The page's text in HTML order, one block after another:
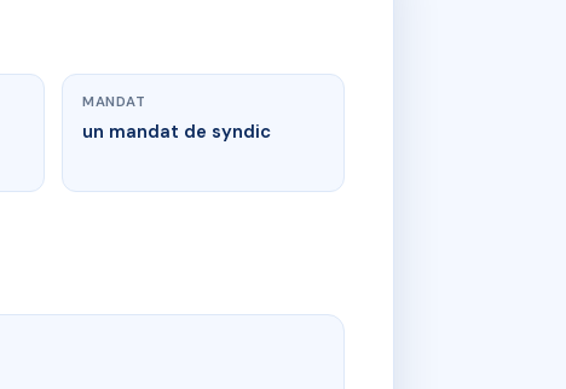
MANDAT
un mandat de syndic